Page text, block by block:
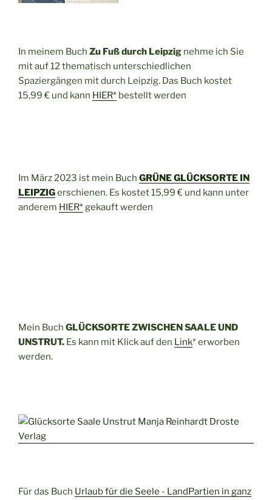
In meinem Buch Zu Fuß durch Leipzig nehme ich Sie
mit auf 12 thematisch unterschiedlichen
Spaziergängen mit durch Leipzig. Das Buch kostet
15,99 € und kann HIER* bestellt werden
Im März 2023 ist mein Buch GRÜNE GLÜCKSORTE IN
LEIPZIGerschienen. Es kostet 15,99 € und kann unter
anderem HIER*gekauft werden
Mein Buch GLÜCKSORTE ZWISCHEN SAALE UND
UNSTRUT. Es kann mit Klick auf den Link* erworben
werden.
Für das Buch Urlaub für die Seele - LandPartien in ganz